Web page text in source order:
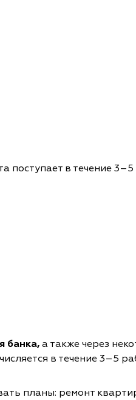
поступает в течение
банка, а также через
в течение 3–5
планы: ремонт